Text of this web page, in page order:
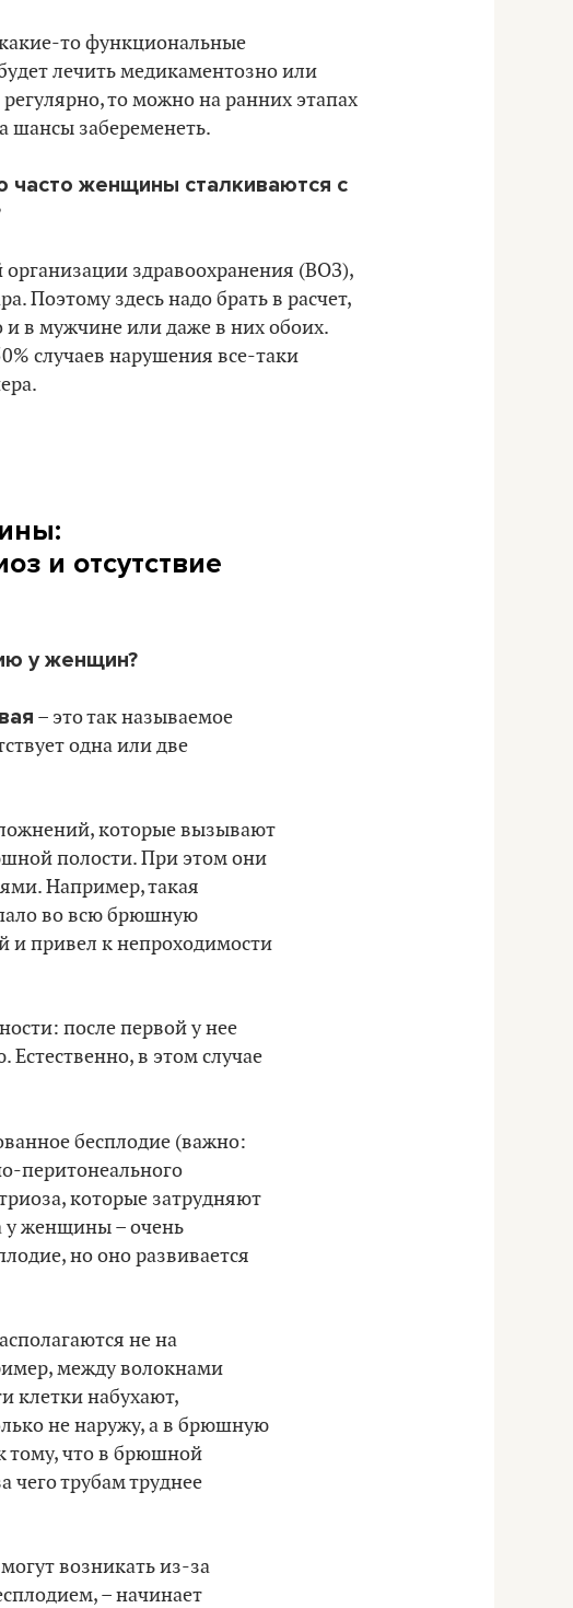
то функциональные
лечить медикаментозно или
то можно на ранних этапах
шансы забеременеть.
часто женщины сталкиваются с
здравоохранения (ВОЗ),
Поэтому здесь надо брать в расчет,
в мужчине или даже в них обоих.
случаев нарушения все-таки
и отсутствие
у женщин?
– это так называемое
одна или две
которые вызывают
полости. При этом они
Например, такая
во всю брюшную
и привел к непроходимости
после первой у нее
Естественно, в этом случае
бесплодие (важно:
перитонеального
которые затрудняют
у женщины – очень
но оно развивается
не на
между волокнами
клетки набухают,
не наружу, а в брюшную
тому, что в брюшной
чего трубам труднее
возникать из-за
– начинает